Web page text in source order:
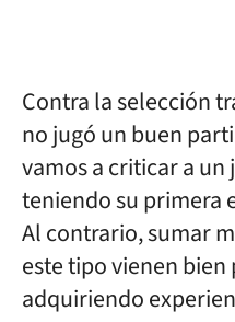
Contra la selección
no jugó un buen
vamos a criticar a un
teniendo su primera
Al contrario, sumar
este tipo vienen bien
adquiriendo